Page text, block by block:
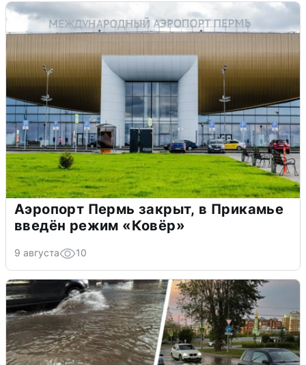
Аэропорт Пермь закрыт, в Прикамье
введён режим «Ковёр»
9 августа 10